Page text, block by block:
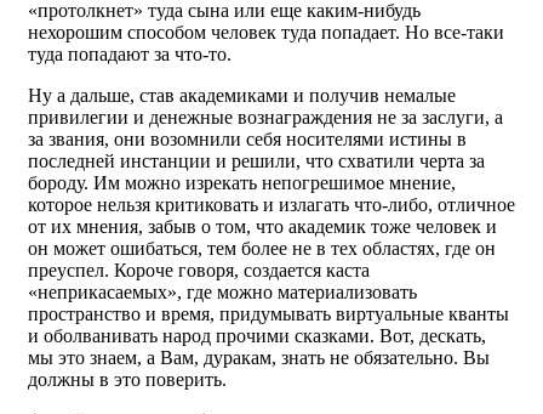
«протолкнет» туда сына или еще каким-нибудь
нехорошим способом человек туда попадает. Но все-таки
туда попадают за что-то.
Ну а дальше, став академиками и получив немалые
привилегии и денежные вознаграждения не за заслуги, а
за звания, они возомнили себя носителями истины в
последней инстанции и решили, что схватили черта за
бороду. Им можно изрекать непогрешимое мнение,
которое нельзя критиковать и излагать что-либо, отличное
от их мнения, забыв о том, что академик тоже человек и
он может ошибаться, тем более не в тех областях, где он
преуспел. Короче говоря, создается каста
«неприкасаемых», где можно материализовать
пространство и время, придумывать виртуальные кванты
и оболванивать народ прочими сказками. Вот, дескать,
мы это знаем, а Вам, дуракам, знать не обязательно. Вы
должны в это поверить.